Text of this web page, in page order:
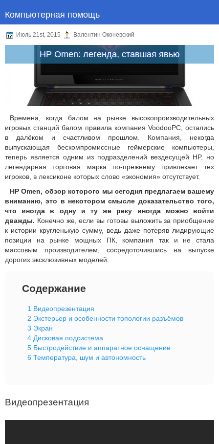
Компьютерная помощь
Июль 21st, 2015 Валентин Оконевский
HP Omen: легенда, ставшая явью
Времена, когда балом на рынке высокопроизводительных
игровых станций балом правила компания VoodooPC, остались
в далёком и счастливом прошлом. Компания, некогда
выпускающая бескомпромиссные геймерские компьютеры,
теперь является одним из подразделений вездесущей HP, но
легендарная торговая марка по-прежнему привлекает тех
игроков, в лексиконе которых слово «экономия» отсутствует.
HP Omen, обзор которого мы сегодня предлагаем вашему
вниманию, это в некотором смысле доказательство того,
что иногда в одну и ту же реку иногда можно войти
дважды. Конечно же, если вы готовы выложить за приобщение
к истории кругленькую сумму, ведь даже потеряв лидирующие
позиции на рынке мощных ПК, компания так и не стала
массовым производителем, сосредоточившись на выпуске
дорогих эксклюзивных моделей.
Содержание
1 Видеопрезентация
2 Экстерьер и особенности топологии разъёмов
3 Экран
4 Дисковая подсистема
5 Быстродействие и аппаратное оснащение
6 Температура, шум и автономность
Видеопрезентация